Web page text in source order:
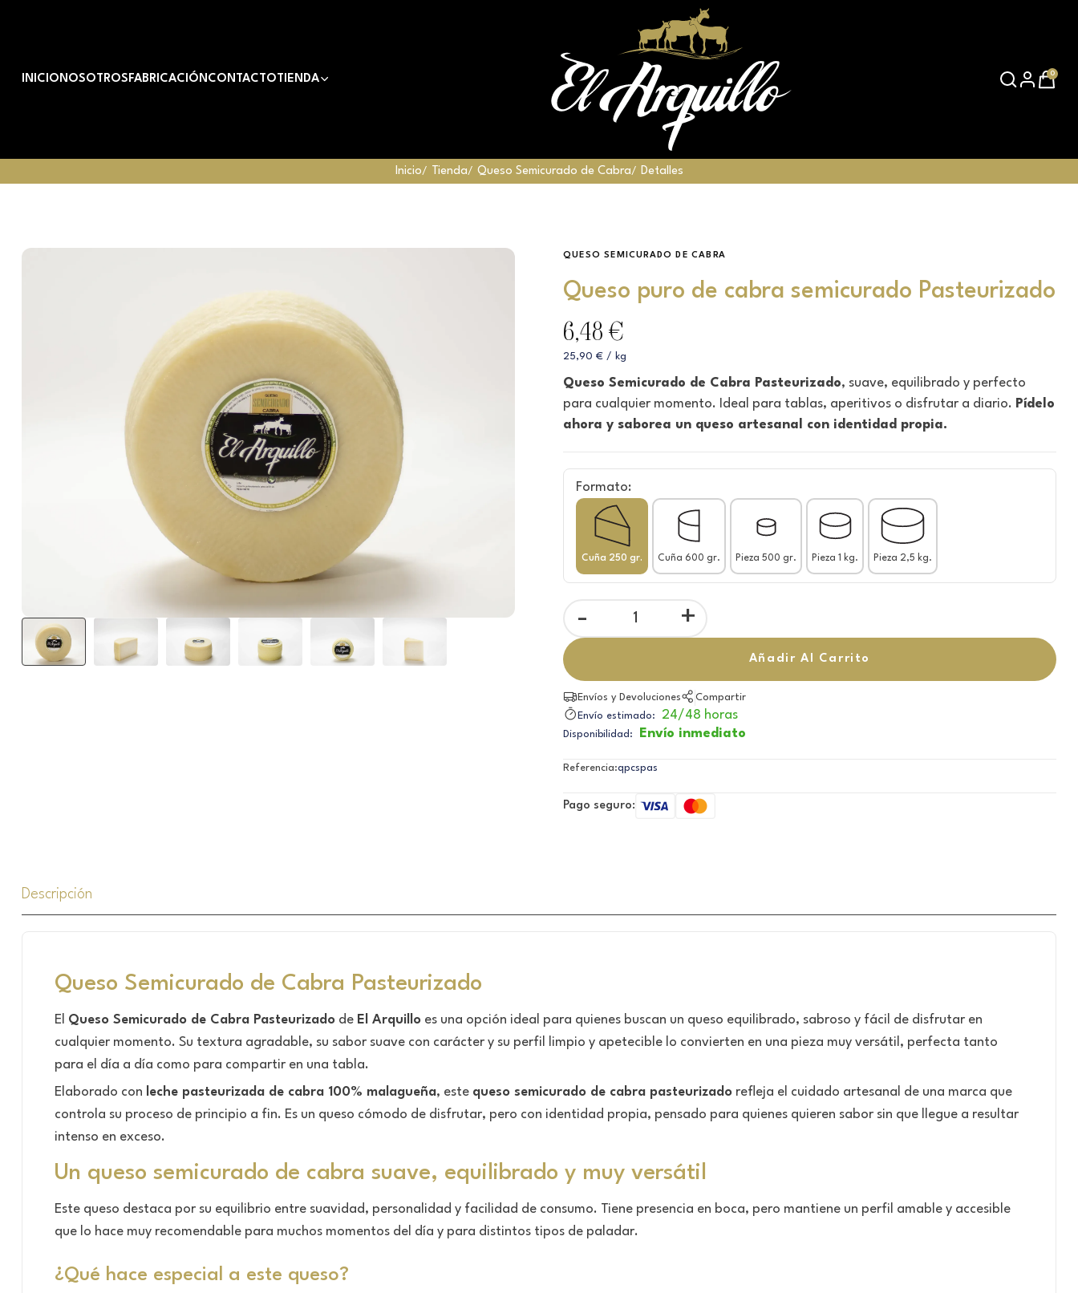
INICIONOSOTROSFABRICACIÓNCONTACTO TIENDA 0
Inicio Tienda Queso Semicurado de Cabra Detalles
QUESO SEMICURADO DE CABRA
Queso puro de cabra semicurado Pasteurizado
6,48 €
25,90 € / kg
Queso Semicurado de Cabra Pasteurizado, suave, equilibrado y perfecto
para cualquier momento. Ideal para tablas, aperitivos o disfrutar a diario. Pídelo
ahora y saborea un queso artesanal con identidad propia.
Formato:
Cuña 250 gr. Cuña 600 gr. Pieza 500 gr. Pieza 1 kg. Pieza 2,5 kg.
- +
Añadir Al Carrito
Envíos y Devoluciones
Compartir
Envío estimado: 24/48 horas
Disponibilidad: Envío inmediato
Referencia:qpcspas
Pago seguro:
Descripción
Queso Semicurado de Cabra Pasteurizado
El Queso Semicurado de Cabra Pasteurizado de El Arquillo es una opción ideal para quienes buscan un queso equilibrado, sabroso y fácil de disfrutar en
cualquier momento. Su textura agradable, su sabor suave con carácter y su perfil limpio y apetecible lo convierten en una pieza muy versátil, perfecta tanto
para el día a día como para compartir en una tabla.
Elaborado con leche pasteurizada de cabra 100% malagueña, este queso semicurado de cabra pasteurizado refleja el cuidado artesanal de una marca que
controla su proceso de principio a fin. Es un queso cómodo de disfrutar, pero con identidad propia, pensado para quienes quieren sabor sin que llegue a resultar
intenso en exceso.
Un queso semicurado de cabra suave, equilibrado y muy versátil
Este queso destaca por su equilibrio entre suavidad, personalidad y facilidad de consumo. Tiene presencia en boca, pero mantiene un perfil amable y accesible
que lo hace muy recomendable para muchos momentos del día y para distintos tipos de paladar.
¿Qué hace especial a este queso?